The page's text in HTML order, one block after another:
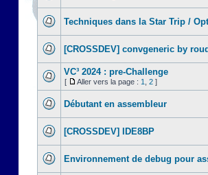
Techniques dans la Star Trip /
[CROSSDEV] convgeneric by
VC³ 2024 : pre-Challenge
[ Aller vers la page : 1 2 ]
Débutant en assembleur
[CROSSDEV] IDE8BP
Environnement de debug pour